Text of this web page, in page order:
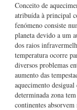
Conceito de
atribuída à principal
fenómeno consiste
planeta devido a um
dos raios
temperatura ocorre
diversos problemas
aumento das
aquecimento desigual
determinada zona
continentes